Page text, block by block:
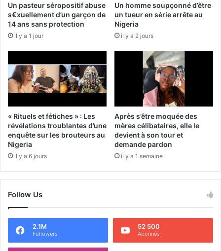
Un pasteur séropositif abuse
s€xuellement d’un garçon de
14 ans sans protection
il y a 1 jour
Un homme soupçonné d’être
un tueur en série arrête au
Nigeria
il y a 2 jours
« Rituels et fétiches » : Les
révélations troublantes d’une
enquête sur les brouteurs au
Nigeria
il y a 6 jours
Après s’être moquée des
mères célibataires, elle le
devient à son tour et
demande pardon
il y a 1 semaine
Follow Us
2.1M
Followers
52 500
Abonnés